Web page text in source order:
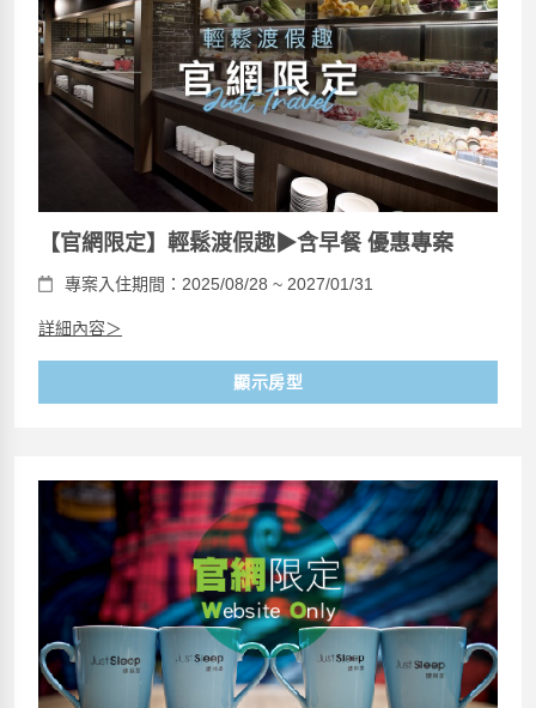
【官網限定】輕鬆渡假趣▶含早餐 優惠專案
專案入住期間：2025/08/28 ~ 2027/01/31
詳細內容＞
顯示房型